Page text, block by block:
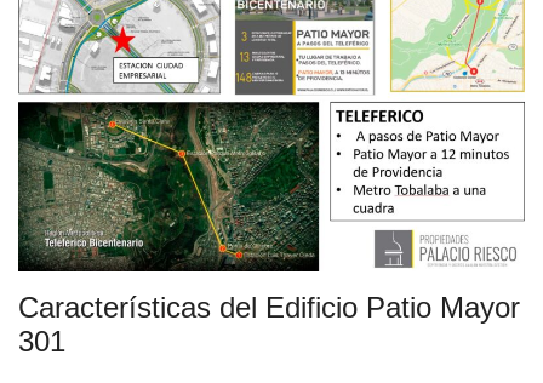
Características del Edificio Patio Mayor
301